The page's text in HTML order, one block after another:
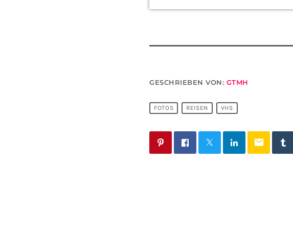
GESCHRIEBEN VON: GTMH
FOTOS REISEN VHS
email